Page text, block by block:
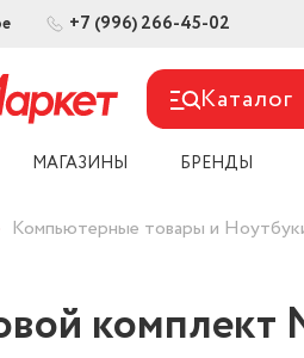
+7 (996) 266-45-02
Каталог
МАГАЗИНЫ БРЕНДЫ
Компьютерные товары и
комплект